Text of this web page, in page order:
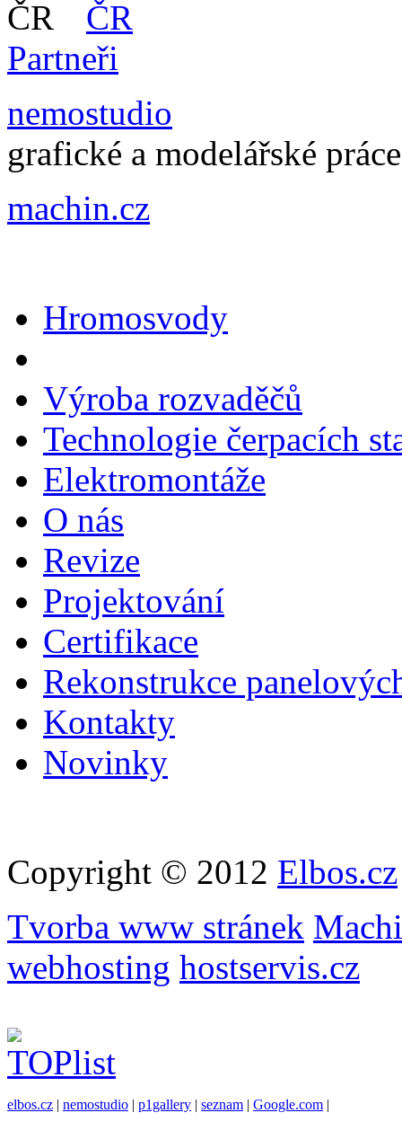
Partneři
nemostudio
grafické a modelářské práce
machin.cz
Hromosvody
Výroba rozvaděčů
Technologie čerpacích
Elektromontáže
O nás
Revize
Projektování
Certifikace
Rekonstrukce
Kontakty
Novinky
Copyright © 2012 Elbos.cz
Tvorba www stránek
webhosting hostservis.cz
elbos.cz | nemostudio | p1gallery | seznam | Google.com |